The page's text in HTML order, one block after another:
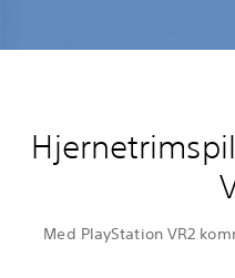
Med PlayStation VR2